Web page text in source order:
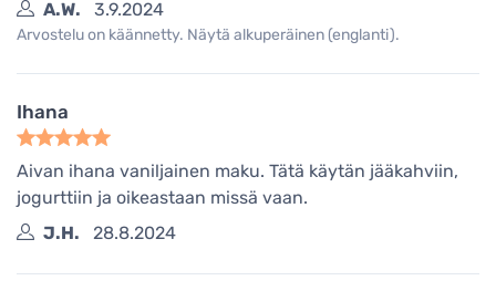
A.W.
3.9.2024
Arvostelu on käännetty. Näytä alkuperäinen (englanti).
Ihana
Aivan ihana vaniljainen maku. Tätä käytän jääkahviin,
jogurttiin ja oikeastaan missä vaan.
J.H.
28.8.2024